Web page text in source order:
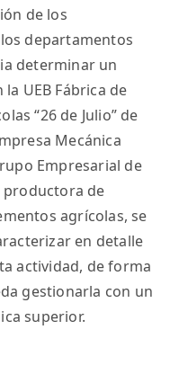
de los
departamentos
determinar un
UEB Fábrica de
“26 de Julio” de
Mecánica
Empresarial de
productora de
agrícolas, se
en detalle
actividad, de forma
gestionarla con un
superior.